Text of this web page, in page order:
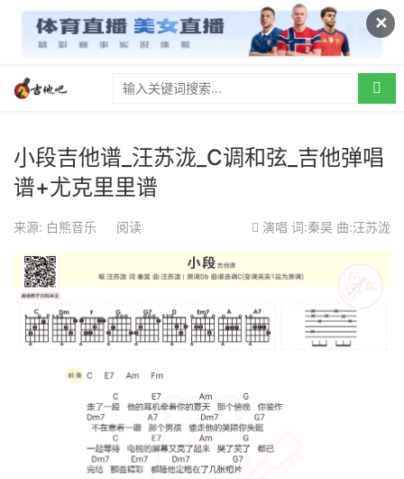
✕
小段吉他谱_汪苏泷_C调和弦_吉他弹唱
谱+尤克里里谱
来源: 白熊音乐 阅读 演唱 词:秦昊 曲:汪苏泷